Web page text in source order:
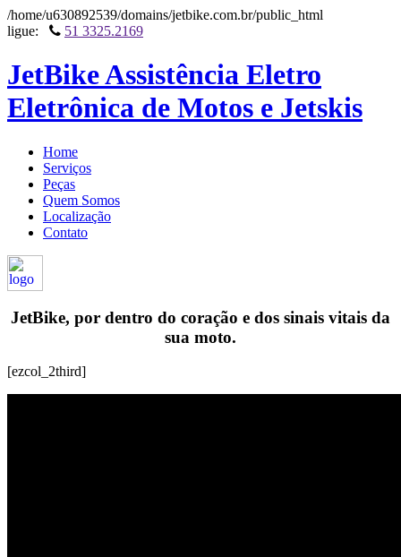
/home/u630892539/domains/jetbike.com.br/public_html
ligue:
51 3325.2169
JetBike Assistência Eletro
Eletrônica de Motos e Jetskis
Home
Serviços
Peças
Quem Somos
Localização
Contato
JetBike, por dentro do coração e dos sinais vitais da
sua moto.
[ezcol_2third]